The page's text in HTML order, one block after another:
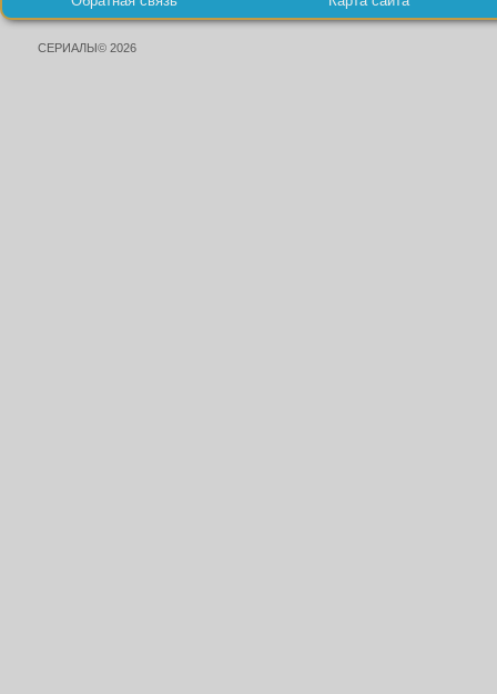
СЕРИАЛЫ© 2026